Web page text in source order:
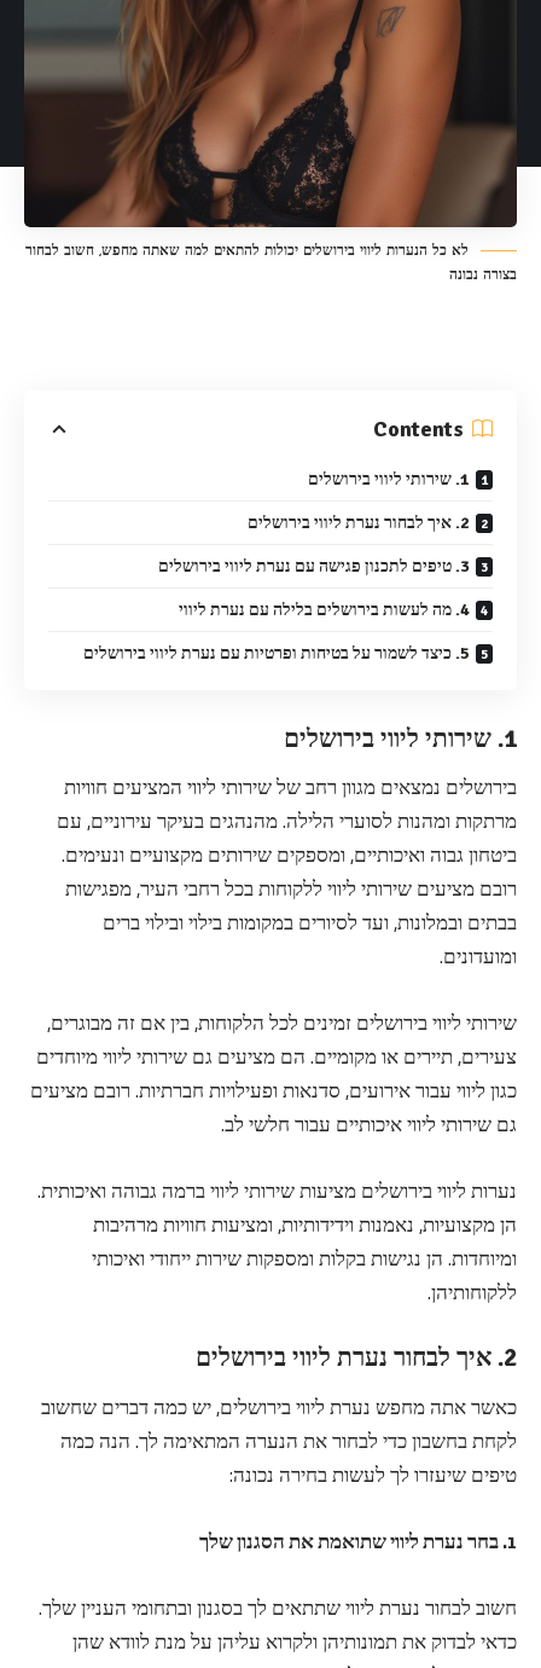
לא כל הנערות ליווי בירושלים יכולות להתאים למה שאתה מחפש, חשוב לבחור
בצורה נבונה
Contents
1. שירותי ליווי בירושלים
2. איך לבחור נערת ליווי בירושלים
3. טיפים לתכנון פגישה עם נערת ליווי בירושלים
4. מה לעשות בירושלים בלילה עם נערת ליווי
5. כיצד לשמור על בטיחות ופרטיות עם נערת ליווי בירושלים
1. שירותי ליווי בירושלים
בירושלים נמצאים מגוון רחב של שירותי ליווי המציעים חוויות
מרתקות ומהנות לסוערי הלילה. מהנהגים בעיקר עירוניים, עם
ביטחון גבוה ואיכותיים, ומספקים שירותים מקצועיים ונעימים.
רובם מציעים שירותי ליווי ללקוחות בכל רחבי העיר, מפגישות
בבתים ובמלונות, ועד לסיורים במקומות בילוי ובילוי ברים
ומועדונים.
שירותי ליווי בירושלים זמינים לכל הלקוחות, בין אם זה מבוגרים,
צעירים, תיירים או מקומיים. הם מציעים גם שירותי ליווי מיוחדים
כגון ליווי עבור אירועים, סדנאות ופעילויות חברתיות. רובם מציעים
גם שירותי ליווי איכותיים עבור חלשי לב.
נערות ליווי בירושלים מציעות שירותי ליווי ברמה גבוהה ואיכותית.
הן מקצועיות, נאמנות וידידותיות, ומציעות חוויות מרהיבות
ומיוחדות. הן נגישות בקלות ומספקות שירות ייחודי ואיכותי
ללקוחותיהן.
2. איך לבחור נערת ליווי בירושלים
כאשר אתה מחפש נערת ליווי בירושלים, יש כמה דברים שחשוב
לקחת בחשבון כדי לבחור את הנערה המתאימה לך. הנה כמה
טיפים שיעזרו לך לעשות בחירה נכונה:
1. בחר נערת ליווי שתואמת את הסגנון שלך
חשוב לבחור נערת ליווי שתתאים לך בסגנון ובתחומי העניין שלך.
כדאי לבדוק את תמונותיהן ולקרוא עליהן על מנת לוודא שהן